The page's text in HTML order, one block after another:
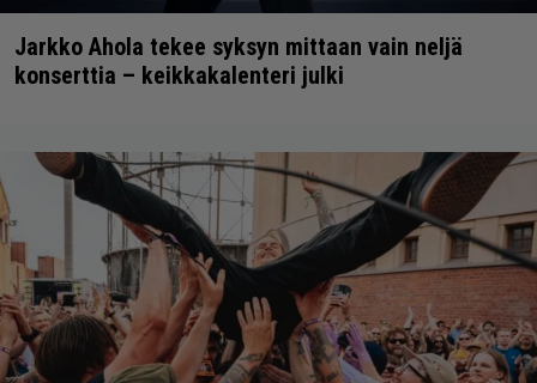
Jarkko Ahola tekee syksyn mittaan vain neljä
konserttia – keikkakalenteri julki